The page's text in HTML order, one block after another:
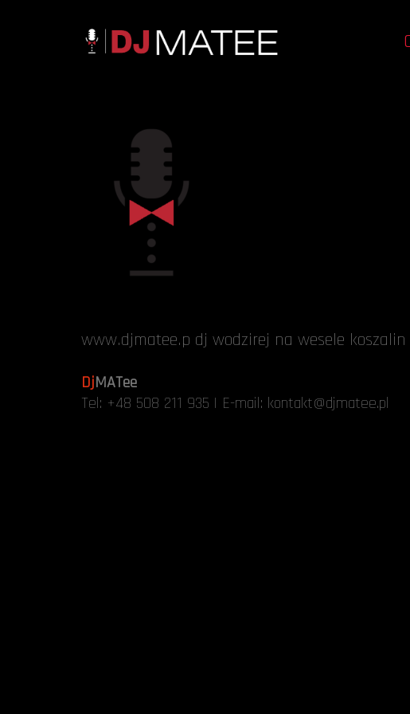
www.djmatee.p dj wodzirej na wesele koszalin
DjMATee
Tel: +48 508 211 935 | E-mail: kontakt@djmatee.pl